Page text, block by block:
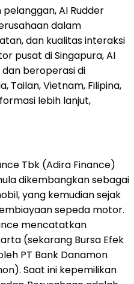
AI Rudder
dalam
dan kualitas interaksi
pusat di Singapura, AI
beroperasi di
Tailan, Vietnam, Filipina,
lebih lanjut,
Tbk (Adira Finance)
dikembangkan sebagai
yang kemudian sejak
sepeda motor.
mencatatkan
(sekarang Bursa Efek
PT Bank Danamon
Saat ini kepemilikan